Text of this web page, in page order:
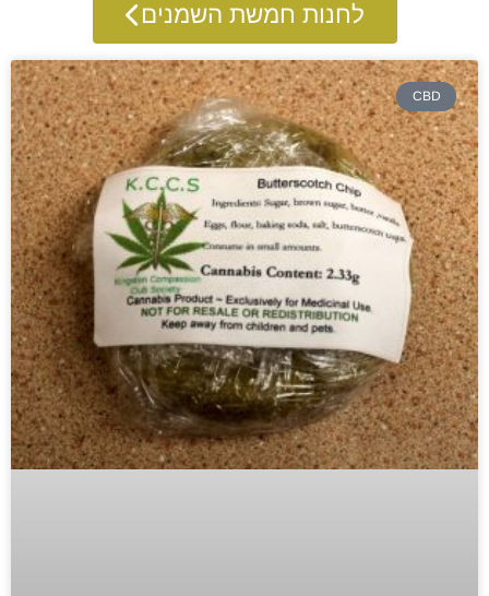
לחנות חמשת השמנים
CBD